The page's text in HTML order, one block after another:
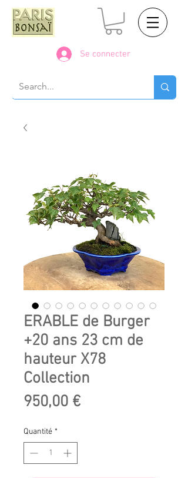
Se connecter
ERABLE de Burger
+20 ans 23 cm de
hauteur X78
Collection
950,00 €Prix
Quantité *